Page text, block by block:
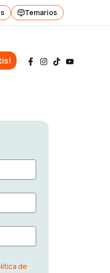
Temarios
de